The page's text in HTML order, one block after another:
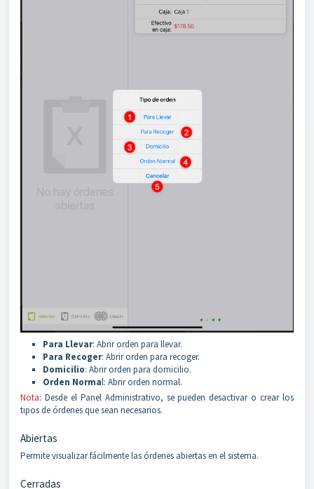
Para Llevar: Abrir orden para llevar.
Para Recoger: Abrir orden para recoger.
Domicilio: Abrir orden para domicilio.
Orden Normal: Abrir orden normal.
Nota: Desde el Panel Administrativo, se pueden desactivar o crear los
tipos de órdenes que sean necesarios.
Abiertas
Permite visualizar fácilmente las órdenes abiertas en el sistema.
Cerradas